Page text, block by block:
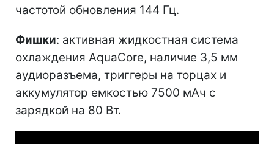
частотой обновления 144 Гц.
Фишки: активная жидкостная система
охлаждения AquaCore, наличие 3,5 мм
аудиоразъема, триггеры на торцах и
аккумулятор емкостью 7500 мАч с
зарядкой на 80 Вт.